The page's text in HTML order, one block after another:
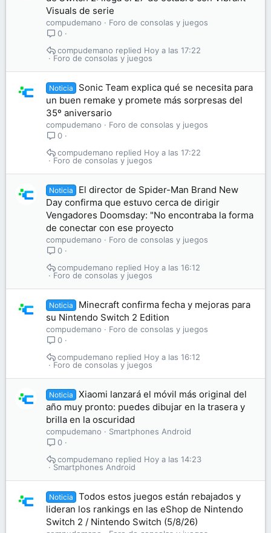
Visuals de serie
compudemano
Foro de consolas y juegos
0
Foro de consolas y juegos
Hoy a las 17:22
compudemano
Noticia
Sonic Team explica qué se necesita para
un buen remake y promete más sorpresas del
35º aniversario
compudemano
Foro de consolas y juegos
0
Foro de consolas y juegos
Hoy a las 17:22
compudemano
Noticia
El director de Spider-Man Brand New
Day confirma que estuvo cerca de dirigir
Vengadores Doomsday: "No encontraba la forma
de conectar con ese proyecto
compudemano
Foro de consolas y juegos
0
Foro de consolas y juegos
Hoy a las 16:12
compudemano
Noticia
Minecraft confirma fecha y mejoras para
su Nintendo Switch 2 Edition
compudemano
Foro de consolas y juegos
0
Foro de consolas y juegos
Hoy a las 16:12
compudemano
Noticia
Xiaomi lanzará el móvil más original del
año muy pronto: puedes dibujar en la trasera y
brilla en la oscuridad
compudemano
Smartphones Android
0
Smartphones Android
Hoy a las 14:23
compudemano
Noticia
Todos estos juegos están rebajados y
lideran los rankings en las eShop de Nintendo
Switch 2 / Nintendo Switch (5/8/26)